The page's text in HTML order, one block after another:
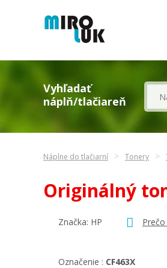
Vyhľadať
náplň/tlačiareň
Náplne do tlačiarní Tonery
Originálný
Značka: HP
Označenie : CF463X